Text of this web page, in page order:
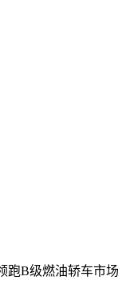
跑B级燃油轿车市场